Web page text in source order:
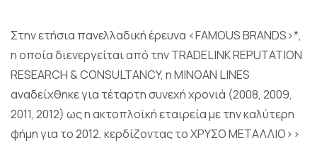
Στην ετήσια πανελλαδική έρευνα <FAMOUS BRANDS>*,
η οποία διενεργείται από την TRADELINK REPUTATION
RESEARCH & CONSULTANCY, η MINOAN LINES
αναδείχθηκε για τέταρτη συνεχή χρονιά (2008, 2009,
2011, 2012) ως η ακτοπλοϊκή εταιρεία με την καλύτερη
φήμη για το 2012, κερδίζοντας το ΧΡΥΣΟ ΜΕΤΑΛΛΙΟ>>